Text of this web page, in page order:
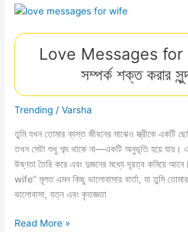
সোশ্যাল
জন্য
Love Messages for
সম্পর্ক শক্ত করার
Trending /Varsha
তুমি যখন তোমার ব্যস্ত জীবনের মাঝেও স্ত্রীকে একটি
তখন সেটা শুধু শব্দ থাকে না—একটি অনুভূতি হয়ে যায়।
উষ্ণতা তৈরি করে এবং দুজনের মধ্যে দূরত্ব কমিয়ে
wife” মূলত এমন কিছু ভালোবাসার বার্তা, যা তুমি তোমার
ভালোবাসা, যত্ন এবং কৃতজ্ঞতা
Love
Read More »